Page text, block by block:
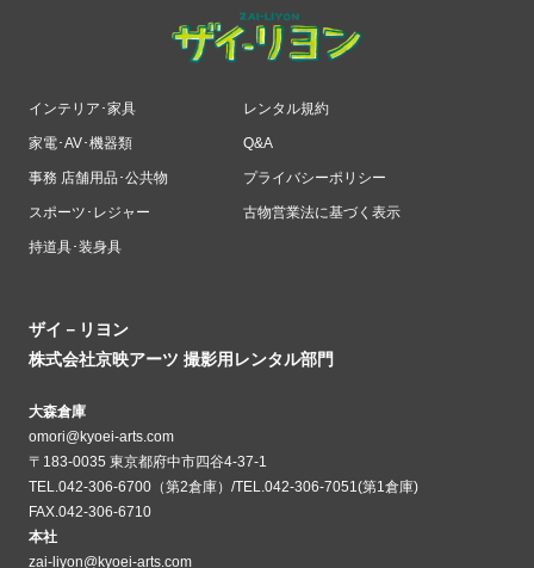
インテリア･家具
家電･AV･機器類
事務 店舗用品･公共物
スポーツ･レジャー
持道具･装身具
レンタル規約
Q&A
プライバシーポリシー
古物営業法に基づく表示
ザイ－リヨン
株式会社京映アーツ 撮影用レンタル部門
大森倉庫
omori@kyoei-arts.com
〒183-0035 東京都府中市四谷4-37-1
TEL.042-306-6700（第2倉庫）/TEL.042-306-7051(第1倉庫)
FAX.042-306-6710
本社
zai-liyon@kyoei-arts.com